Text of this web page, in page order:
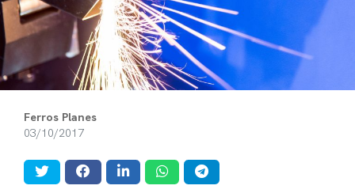
Ferros Planes
03/10/2017